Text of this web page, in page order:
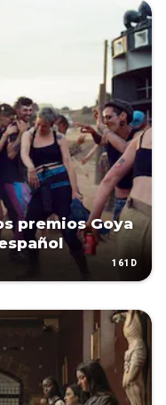
premios Goya
161D